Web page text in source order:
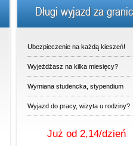
Długi wyjazd za
Ubezpieczenie na każdą kieszeń!
Wyjeżdżasz na kilka miesięcy?
Wymiana studencka, stypendium
Wyjazd do pracy, wizyta u rodziny?
Już od 2,14/dzień